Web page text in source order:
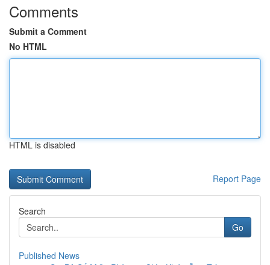
Comments
Submit a Comment
No HTML
HTML is disabled
Report Page
Search
Go
Published News